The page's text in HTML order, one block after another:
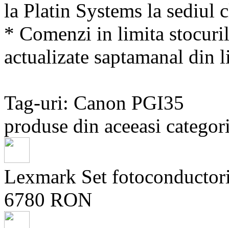
la Platin Systems la sediul
* Comenzi in limita
actualizate saptamanal
Tag-uri: Canon PGI35
produse din aceeasi
Lexmark Set
6780 RON